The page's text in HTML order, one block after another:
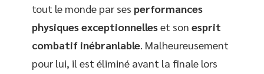
tout le monde par ses performances
physiques exceptionnelleset son esprit
combatif inébranlable. Malheureusement
pour lui, il est éliminé avant la finale lors